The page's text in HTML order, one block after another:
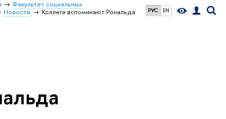
РУС EN
Факультет социальных
Новости Коллеги вспоминают Рональда